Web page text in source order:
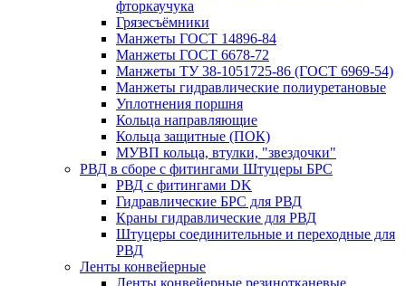
фторкаучука
Грязесъёмники
Манжеты ГОСТ 14896-84
Манжеты ГОСТ 6678-72
Манжеты ТУ 38-1051725-86 (ГОСТ 6969-54)
Манжеты гидравлические полиуретановые
Уплотнения поршня
Кольца направляющие
Кольца защитные (ПОК)
МУВП кольца, втулки, "звездочки"
РВД в сборе с фитингами Штуцеры БРС
РВД с фитингами DK
Гидравлические БРС для РВД
Краны гидравлические для РВД
Штуцеры соединительные и переходные для
РВД
Ленты конвейерные
Ленты конвейерные резинотканевые